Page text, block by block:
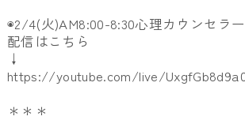
◉2/4(火)AM8:00-8:30心理カウンセラ
配信はこちら
↓
https://youtube.com/live/
＊＊＊